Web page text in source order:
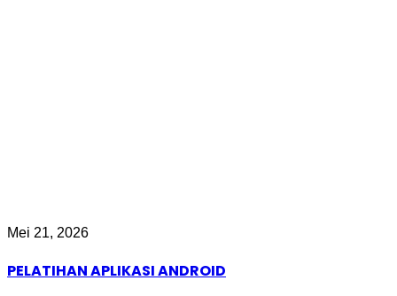
Mei 21, 2026
PELATIHAN APLIKASI ANDROID